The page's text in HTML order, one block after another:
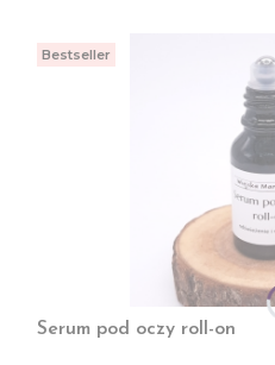
Bestseller
Serum pod oczy roll-on